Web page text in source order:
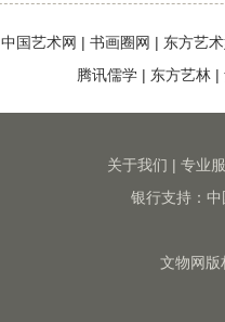
中国艺术网 | 书画圈网 | 东方艺
腾讯儒学 | 东方艺林 |
关于我们 | 专业
银行支持：
文物网